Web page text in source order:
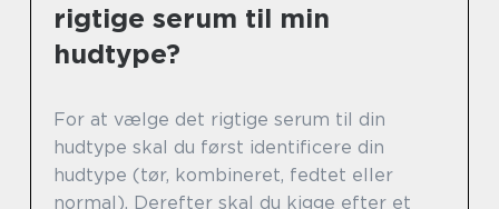
rigtige serum til min
hudtype?
For at vælge det rigtige serum til din
hudtype skal du først identificere din
hudtype (tør, kombineret, fedtet eller
normal). Derefter skal du kigge efter et